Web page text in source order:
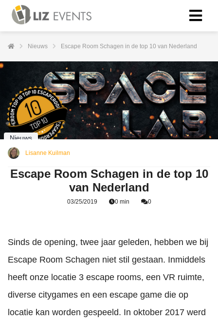
Nieuws Escape Room Schagen in de top 10 van Nederland
Nieuws
Lisanne Kuilman
Escape Room Schagen in de top 10
van Nederland
03/25/2019 0 min 0
Sinds de opening, twee jaar geleden, hebben we bij
Escape Room Schagen niet stil gestaan. Inmiddels
heeft onze locatie 3 escape rooms, een VR ruimte,
diverse citygames en een escape game die op
locatie kan worden gespeeld. In oktober 2017 werd